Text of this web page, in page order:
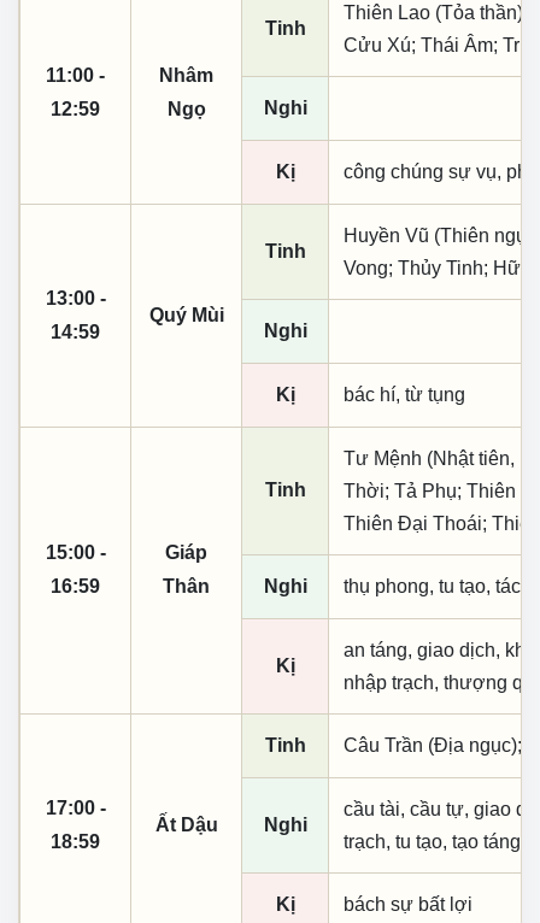
11:00 -
12:59
Nhâm
Ngọ
Tinh
Thiên Lao (Tỏa thần);
Cửu Xú; Thái Âm;
Nghi
Kị công chúng sự vụ,
13:00 -
14:59
Quý Mùi
Tinh
Huyền Vũ (Thiên
Vong; Thủy Tinh; Hữu
Nghi
Kị bác hí, từ tụng
15:00 -
16:59
Giáp
Thân
Tinh
Tư Mệnh (Nhật tiên,
Thời; Tả Phụ; Thiên
Thiên Đại Thoái;
Nghi thụ phong, tu tạo, tác
Kị
an táng, giao dịch,
nhập trạch, thượng
17:00 -
18:59
Ất Dậu
Tinh Câu Trần (Địa ngục);
Nghi
cầu tài, cầu tự, giao
trạch, tu tạo, tạo táng,
Kị bách sự bất lợi